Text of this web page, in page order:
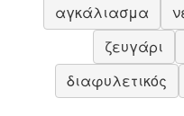
αγκάλιασμα
ζευγάρι
διαφυλετικός